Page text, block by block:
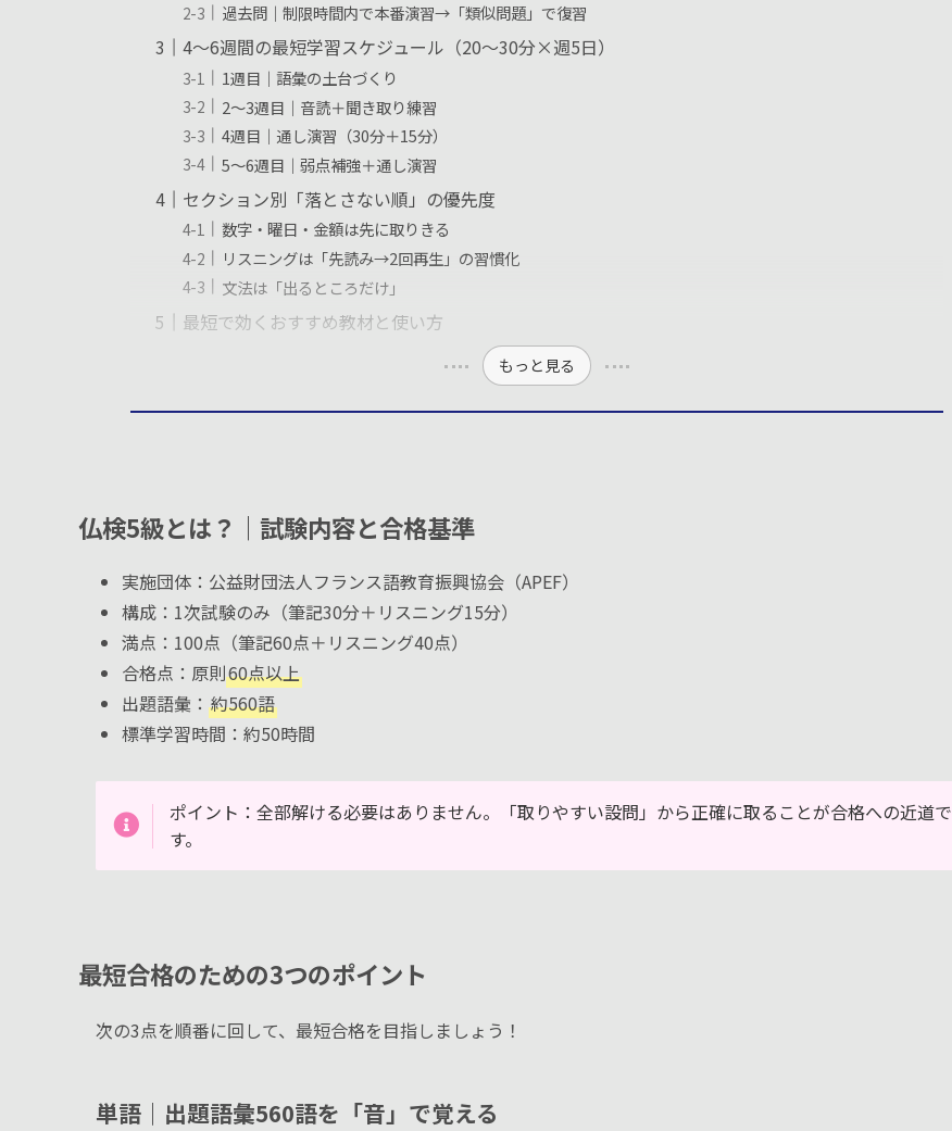
過去問｜制限時間内で本番演習→「類似問題」で復習
4〜6週間の最短学習スケジュール（20〜30分×週5日）
1週目｜語彙の土台づくり
2〜3週目｜音読＋聞き取り練習
4週目｜通し演習（30分＋15分）
5〜6週目｜弱点補強＋通し演習
セクション別「落とさない順」の優先度
数字・曜日・金額は先に取りきる
リスニングは「先読み→2回再生」の習慣化
文法は「出るところだけ」
最短で効くおすすめ教材と使い方
もっと見る
仏検5級とは？｜試験内容と合格基準
実施団体：公益財団法人フランス語教育振興協会（APEF）
構成：1次試験のみ（筆記30分＋リスニング15分）
満点：100点（筆記60点＋リスニング40点）
合格点：原則60点以上
出題語彙： 約560語
標準学習時間：約50時間
ポイント：全部解ける必要はありません。「取りやすい設問」から正確に取ることが合格への近道で
す。
最短合格のための3つのポイント
次の3点を順番に回して、最短合格を目指しましょう！
単語｜出題語彙560語を「音」で覚える